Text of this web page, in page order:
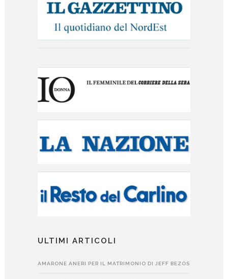
ULTIMI ARTICOLI
AMARONE ANERI PER IL MATRIMONIO DI JEFF BEZOS